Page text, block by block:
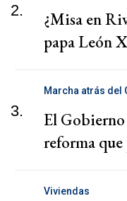
2.
¿Misa en
papa León
3.
Marcha atrás del
El
reforma
Viviendas